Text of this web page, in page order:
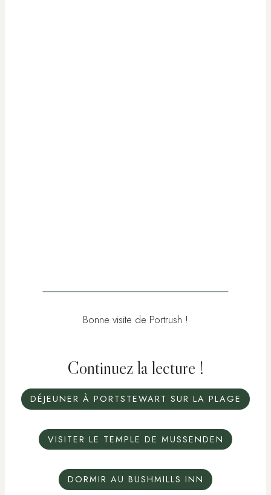
Bonne visite de Portrush !
Continuez la lecture !
DÉJEUNER À PORTSTEWART SUR LA PLAGE
VISITER LE TEMPLE DE MUSSENDEN
DORMIR AU BUSHMILLS INN